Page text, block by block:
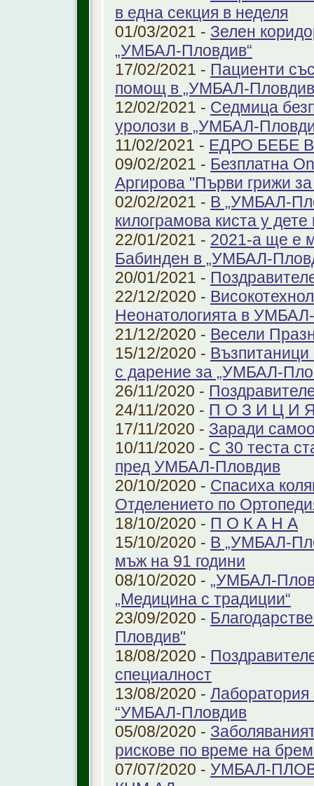
в една секция в неделя
01/03/2021 - Зелен
„УМБАЛ-Пловдив“
17/02/2021 - Пациенти
помощ в „УМБАЛ-
12/02/2021 - Седмица
уролози в „УМБАЛ-
11/02/2021 - ЕДРО БЕБЕ
09/02/2021 - Безплатна
Аргирова "Първи грижи
02/02/2021 - В „УМБАЛ-
килограмова киста у дете
22/01/2021 - 2021-а ще е
Бабинден в „УМБАЛ-
20/01/2021 -
22/12/2020 -
Неонатологията в
21/12/2020 - Весели
15/12/2020 -
с дарение за „УМБАЛ-
26/11/2020 -
24/11/2020 - П О З И Ц И
17/11/2020 - Заради
10/11/2020 - С 30 теста
пред УМБАЛ-Пловдив
20/10/2020 - Спасиха
Отделението по
18/10/2020 - П О К А Н А
15/10/2020 - В „УМБАЛ-
мъж на 91 години
08/10/2020 - „УМБАЛ-
„Медицина с традиции“
23/09/2020 -
Пловдив"
18/08/2020 -
специалност
13/08/2020 - Лаборатория
“УМБАЛ-Пловдив
05/08/2020 -
рискове по време на
07/07/2020 - УМБАЛ-